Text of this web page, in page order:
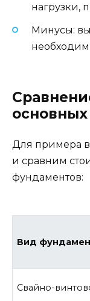
нагрузки,
Минусы:
Для примера
и сравним
фундаментов:
Вид
Свайно-